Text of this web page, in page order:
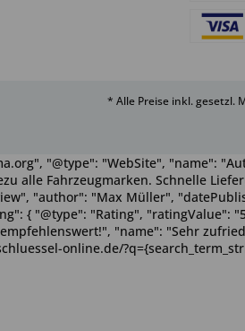
* Alle Preise inkl. gesetzl.
"@type": "WebSite", "name":
alle Fahrzeugmarken. Schnelle
"author": "Max Müller",
{ "@type": "Rating", "ratingValue":
"name": "Sehr
online.de/